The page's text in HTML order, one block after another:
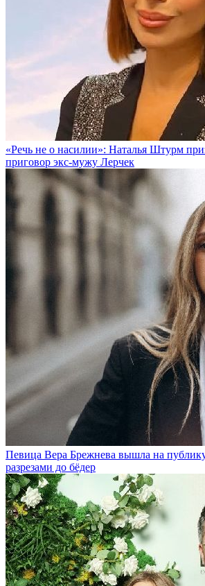
«Речь не о насилии»: Наталья Штурм
приговор экс-мужу Лерчек
Певица Вера Брежнева вышла на
разрезами до бёдер